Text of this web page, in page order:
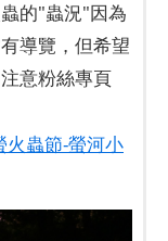
的"蟲況"因為
導覽，但希望
意粉絲專頁
蟲節-螢河小